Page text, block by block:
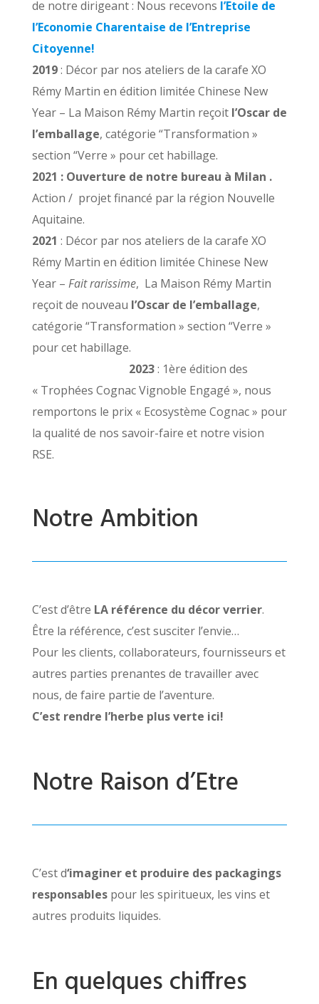
de notre dirigeant : Nous recevons l’Etoile de
l’Economie Charentaise de l’Entreprise
Citoyenne!
2019: Décor par nos ateliers de la carafe XO
Rémy Martin en édition limitée Chinese New
Year – La Maison Rémy Martin reçoitl’Oscar de
l’emballage, catégorie “Transformation »
section “Verre » pour cet habillage.
2021 : Ouverture de notre bureau à Milan .
Action / projet financé par la région Nouvelle
Aquitaine.
2021 : Décor par nos ateliers de la carafe XO
Rémy Martin en édition limitée Chinese New
Year – Faitrarissime, La Maison Rémy Martin
reçoit de nouveau l’Oscar de l’emballage,
catégorie “Transformation » section “Verre »
pour cet habillage.
2023: 1ère édition des
« Trophées Cognac Vignoble Engagé », nous
remportons le prix « Ecosystème Cognac » pour
la qualité de nos savoir-faire et notre vision
RSE.
Notre Ambition
C’est d’être LA référence du décor verrier.
Être la référence, c’est susciter l’envie…
Pour les clients, collaborateurs, fournisseurs et
autres parties prenantes de travailler avec
nous, de faire partie de l’aventure.
C’est rendre l’herbe plus verte ici!
Notre Raison d’Etre
C’est d‘imaginer et produire des packagings
responsablespour les spiritueux, les vins et
autres produits liquides.
En quelques chiffres